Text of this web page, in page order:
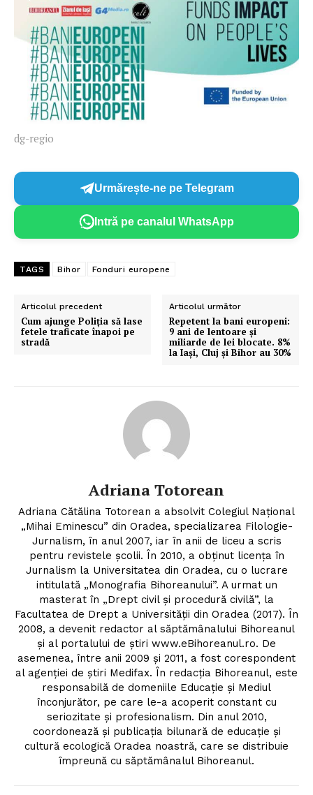
dg-regio
Urmărește-ne pe Telegram
Intră pe canalul WhatsApp
TAGS Bihor Fonduri europene
Articolul precedent
Cum ajunge Poliția să lase
fetele traficate înapoi pe
stradă
Articolul următor
Repetent la bani europeni:
9 ani de lentoare și
miliarde de lei blocate. 8%
la Iași, Cluj și Bihor au 30%
Adriana Totorean
Adriana Cătălina Totorean a absolvit Colegiul Naţional
„Mihai Eminescu” din Oradea, specializarea Filologie-
Jurnalism, în anul 2007, iar în anii de liceu a scris
pentru revistele şcolii. În 2010, a obţinut licenţa în
Jurnalism la Universitatea din Oradea, cu o lucrare
intitulată „Monografia Bihoreanului”. A urmat un
masterat în „Drept civil şi procedură civilă”, la
Facultatea de Drept a Universităţii din Oradea (2017). În
2008, a devenit redactor al săptămânalului Bihoreanul
şi al portalului de ştiri www.eBihoreanul.ro. De
asemenea, între anii 2009 şi 2011, a fost corespondent
al agenţiei de ştiri Medifax. În redacţia Bihoreanul, este
responsabilă de domeniile Educaţie şi Mediul
înconjurător, pe care le-a acoperit constant cu
seriozitate și profesionalism. Din anul 2010,
coordonează și publicaţia bilunară de educaţie şi
cultură ecologică Oradea noastră, care se distribuie
împreună cu săptămânalul Bihoreanul.